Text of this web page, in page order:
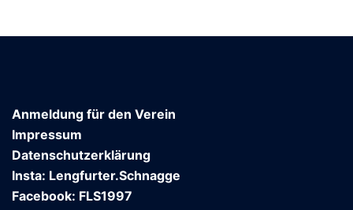
Anmeldung für den Verein
Impressum
Datenschutzerklärung
Insta: Lengfurter.Schnagge
Facebook: FLS1997